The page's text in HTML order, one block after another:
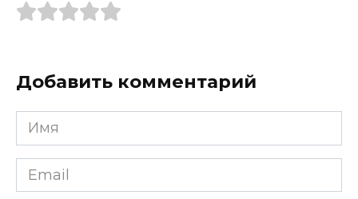
Добавить комментарий
Имя
*
Email
*